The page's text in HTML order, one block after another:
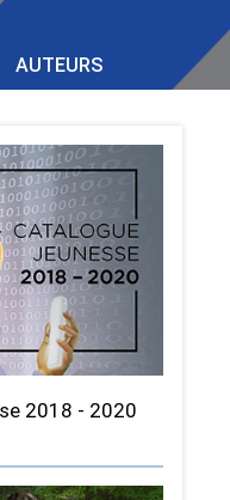
AUTEURS
2018 - 2020